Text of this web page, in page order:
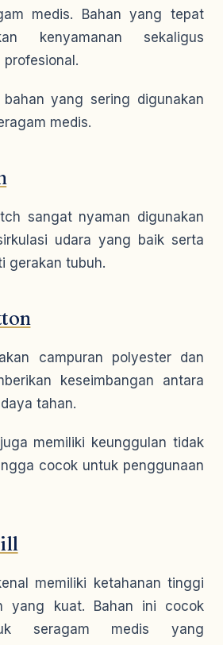
medis. Bahan yang tepat
kenyamanan sekaligus
bahan yang sering digunakan
medis.
sangat nyaman digunakan
udara yang baik serta
gerakan tubuh.
campuran polyester dan
keseimbangan antara
tahan.
memiliki keunggulan tidak
cocok untuk penggunaan
memiliki ketahanan tinggi
yang kuat. Bahan ini cocok
seragam medis yang